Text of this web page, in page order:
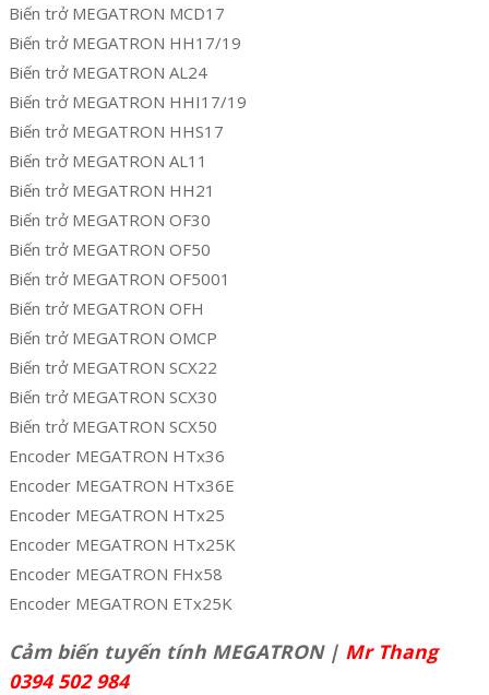
Biến trở MEGATRON MCD17
Biến trở MEGATRON HH17/19
Biến trở MEGATRON AL24
Biến trở MEGATRON HHI17/19
Biến trở MEGATRON HHS17
Biến trở MEGATRON AL11
Biến trở MEGATRON HH21
Biến trở MEGATRON OF30
Biến trở MEGATRON OF50
Biến trở MEGATRON OF5001
Biến trở MEGATRON OFH
Biến trở MEGATRON OMCP
Biến trở MEGATRON SCX22
Biến trở MEGATRON SCX30
Biến trở MEGATRON SCX50
Encoder MEGATRON HTx36
Encoder MEGATRON HTx36E
Encoder MEGATRON HTx25
Encoder MEGATRON HTx25K
Encoder MEGATRON FHx58
Encoder MEGATRON ETx25K
Cảm biến tuyến tính MEGATRON | Mr Thang
0394 502 984